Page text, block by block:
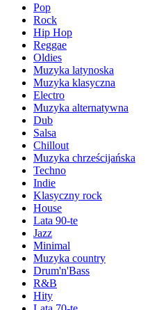
Pop
Rock
Hip Hop
Reggae
Oldies
Muzyka latynoska
Muzyka klasyczna
Electro
Muzyka alternatywna
Dub
Salsa
Chillout
Muzyka chrześcijańska
Techno
Indie
Klasyczny rock
House
Lata 90-te
Jazz
Minimal
Muzyka country
Drum'n'Bass
R&B
Hity